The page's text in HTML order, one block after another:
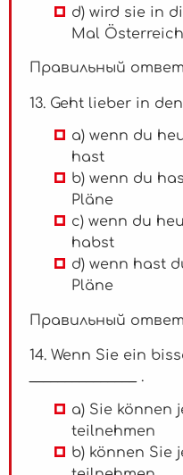
d) wird sie in
Mal
Правильный
13. Geht lieber in den
a) wenn du
hast
b) wenn du
Pläne
c) wenn du
habst
d) wenn hast
Pläne
Правильный
14. Wenn Sie ein
_______________ .
a) Sie können
teilnehmen
b) können Sie